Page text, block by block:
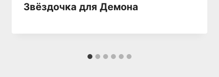
Звёздочка для Демона